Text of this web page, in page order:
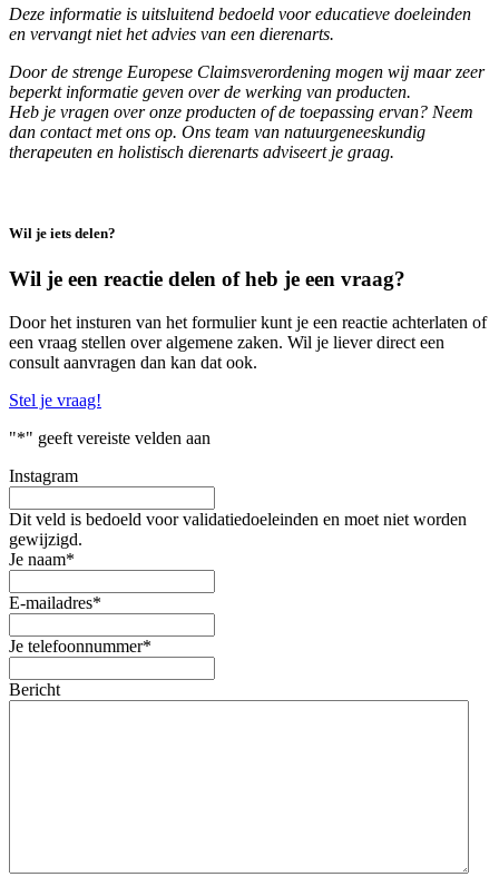
Deze informatie is uitsluitend bedoeld voor educatieve doeleinden
en vervangt niet het advies van een dierenarts.
Door de strenge Europese Claimsverordening mogen wij maar zeer
beperkt informatie geven over de werking van producten.
Heb je vragen over onze producten of de toepassing ervan? Neem
dan contact met ons op. Ons team van natuurgeneeskundig
therapeuten en holistisch dierenarts adviseert je graag.
Wil je iets delen?
Wil je een reactie delen of heb je een vraag?
Door het insturen van het formulier kunt je een reactie achterlaten of
een vraag stellen over algemene zaken. Wil je liever direct een
consult aanvragen dan kan dat ook.
Stel je vraag!
"*" geeft vereiste velden aan
Instagram
Dit veld is bedoeld voor validatiedoeleinden en moet niet worden
gewijzigd.
Je naam*
E-mailadres*
Je telefoonnummer*
Bericht